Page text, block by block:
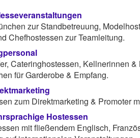
zur Standbetreuung,
Chefhostessen zur Teamleitung.
Cateringhostessen, Kellnerinnen
für Garderobe & Empfang.
zum Direktmarketing & Promoter
Hostessen
mit fließendem Englisch,